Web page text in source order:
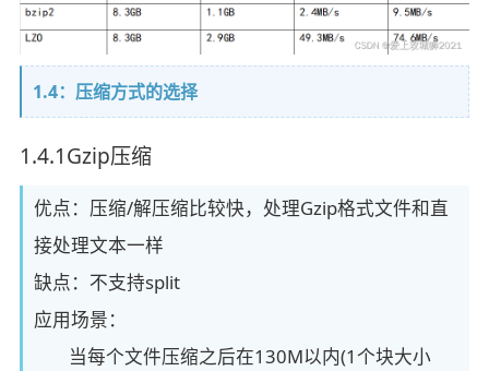
1.4：压缩方式的选择
1.4.1Gzip压缩
优点：压缩/解压缩比较快，处理Gzip格式文件和直
接处理文本一样
缺点：不支持split
应用场景：
当每个文件压缩之后在130M以内(1个块大小